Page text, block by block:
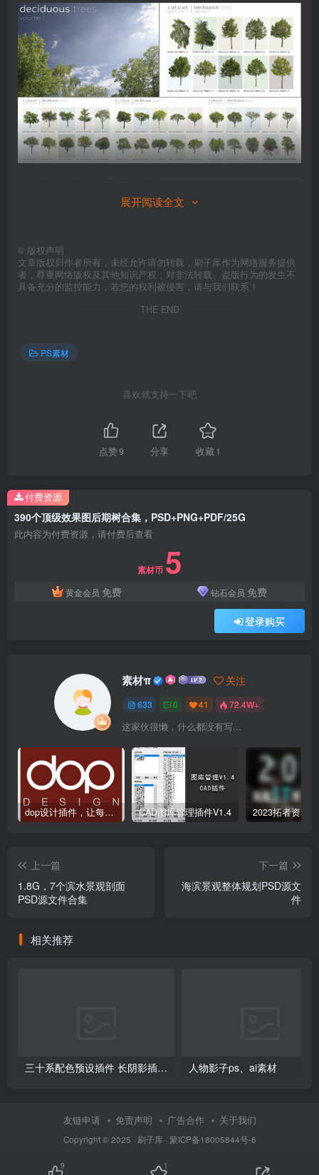
展开阅读全文
© 版权声明
文章版权归作者所有，未经允许请勿转载，刷子库作为网络服务提供
者，尊重网络版权及其他知识产权，对非法转载、盗版行为的发生不
具备充分的监控能力，若您的权利被侵害，请与我们联系！
THE END
PS素材
喜欢就支持一下吧
点赞9 分享 收藏 1
390个顶级效果图后期树合集，PSD+PNG+PDF/25G
此内容为付费资源，请付费后查看
素材币 5
黄金会员 免费 钻石会员 免费
登录购买
付费资源
素材π 关注
633 0 41 72.4W+
这家伙很懒，什么都没有写...
dop设计插件，让每个设计师都能享受到CAD制图的乐趣 CAD图库管理插件V1.4
上一篇
1.8G，7个滨水景观剖面
PSD源文件合集
下一篇
海滨景观整体规划PSD源文
件
相关推荐
三十系配色预设插件 长阴影插件 9套配色色卡彩平源文件 人物影子ps、ai素材
友链申请 免责声明 广告合作 关于我们
Copyright © 2025 · 刷子库 · 蒙ICP备18005844号-6
9 1